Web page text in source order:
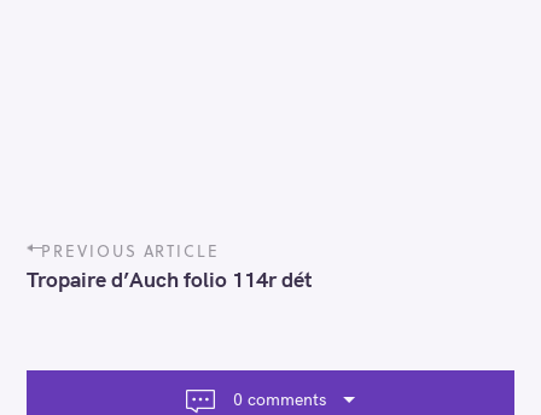
P
o
s
a
PREVIOUS ARTICLE
Tropaire d’Auch folio 114r dét
0 comments